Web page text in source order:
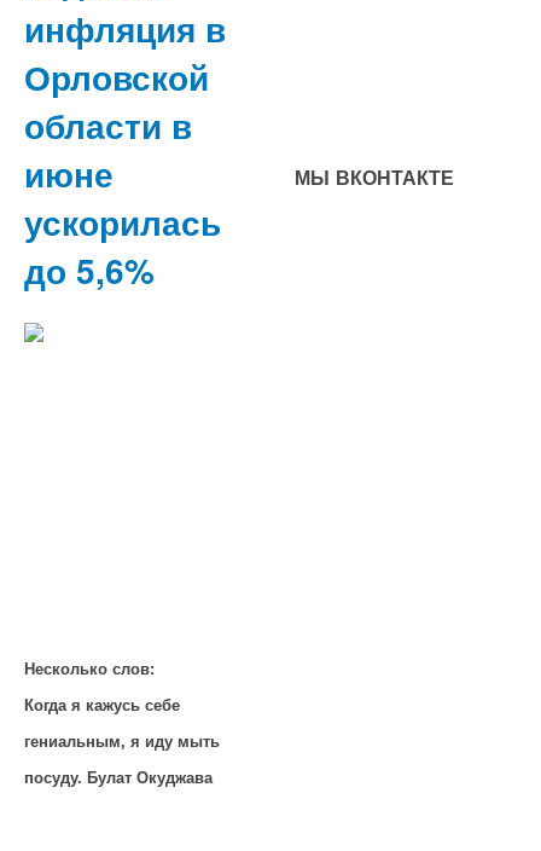
инфляция в
Орловской
области в
июне
ускорилась
до 5,6%
Несколько слов:
Когда я кажусь себе
гениальным, я иду мыть
посуду. Булат Окуджава
МЫ ВКОНТАКТЕ